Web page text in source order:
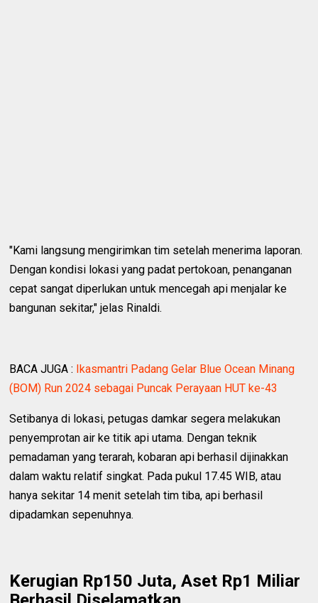
"Kami langsung mengirimkan tim setelah menerima laporan.
Dengan kondisi lokasi yang padat pertokoan, penanganan
cepat sangat diperlukan untuk mencegah api menjalar ke
bangunan sekitar," jelas Rinaldi.
BACA JUGA :
Ikasmantri Padang Gelar Blue Ocean Minang
(BOM) Run 2024 sebagai Puncak Perayaan HUT ke-43
Setibanya di lokasi, petugas damkar segera melakukan
penyemprotan air ke titik api utama. Dengan teknik
pemadaman yang terarah, kobaran api berhasil dijinakkan
dalam waktu relatif singkat. Pada pukul 17.45 WIB, atau
hanya sekitar 14 menit setelah tim tiba, api berhasil
dipadamkan sepenuhnya.
Kerugian Rp150 Juta, Aset Rp1 Miliar